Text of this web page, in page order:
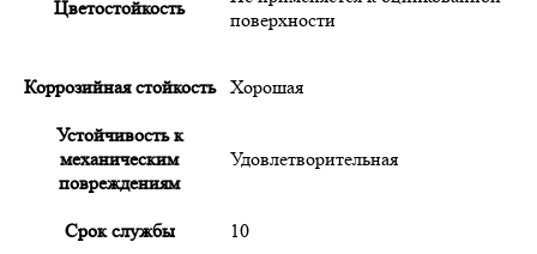
Цветостойкость
поверхности
Коррозийная стойкость Хорошая
Устойчивость к
механическим
повреждениям
Удовлетворительная
Срок службы 10